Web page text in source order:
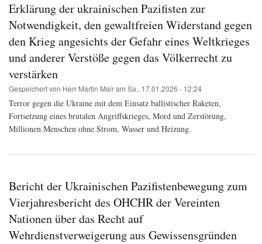
Erklärung der ukrainischen Pazifisten zur
Notwendigkeit, den gewaltfreien Widerstand gegen
den Krieg angesichts der Gefahr eines Weltkrieges
und anderer Verstöße gegen das Völkerrecht zu
verstärken
Gespeichert von Herr Martin Mairam Sa., 17.01.2026 - 12:24
Terror gegen die Ukraine mit dem Einsatz ballistischer Raketen,
Fortsetzung eines brutalen Angriffskrieges, Mord und Zerstörung,
Millionen Menschen ohne Strom, Wasser und Heizung.
Bericht der Ukrainischen Pazifistenbewegung zum
Vierjahresbericht des OHCHR der Vereinten
Nationen über das Recht auf
Wehrdienstverweigerung aus Gewissensgründen